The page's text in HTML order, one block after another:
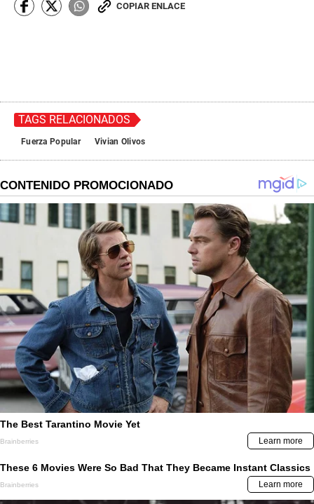
COPIAR ENLACE
TAGS RELACIONADOS
Fuerza Popular Vivian Olivos